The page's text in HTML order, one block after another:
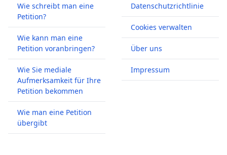
Wie schreibt man eine
Petition?
Wie kann man eine
Petition voranbringen?
Wie Sie mediale
Aufmerksamkeit für Ihre
Petition bekommen
Wie man eine Petition
übergibt
Datenschutzrichtlinie
Cookies verwalten
Über uns
Impressum